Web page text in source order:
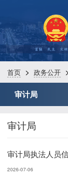
首页 > 政务公开 >
审计局
审计局
审计局执法人员
2026-07-06